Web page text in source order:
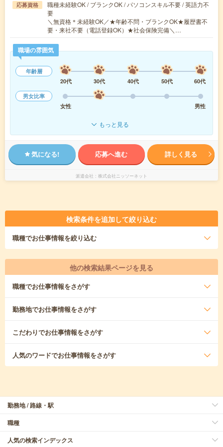
応募資格
職種未経験OK / ブランクOK / パソコンスキル不要 / 英語力不
要
＼無資格＊未経験OK／★年齢不問・ブランクOK★履歴書不
要・来社不要（電話登録OK）★社会保険完備＼…
職場の雰囲気
年齢層
20代
30代 40代 50代
60代
男女比率
女性
男性
もっと見る
気になる! 応募へ進む 詳しく見る
派遣会社 株式会社ニッソーネット
検索条件を追加して絞り込む
職種でお仕事情報を絞り込む
他の検索結果ページを見る
職種でお仕事情報をさがす
勤務地でお仕事情報をさがす
こだわりでお仕事情報をさがす
人気のワードでお仕事情報をさがす
勤務地 / 路線・駅
職種
人気の検索インデックス